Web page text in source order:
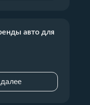
авто для